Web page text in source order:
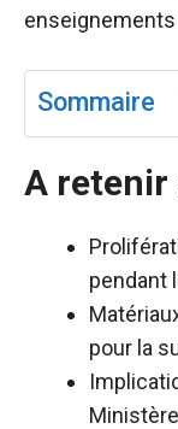
Sommaire
A retenir
pendant
pour la